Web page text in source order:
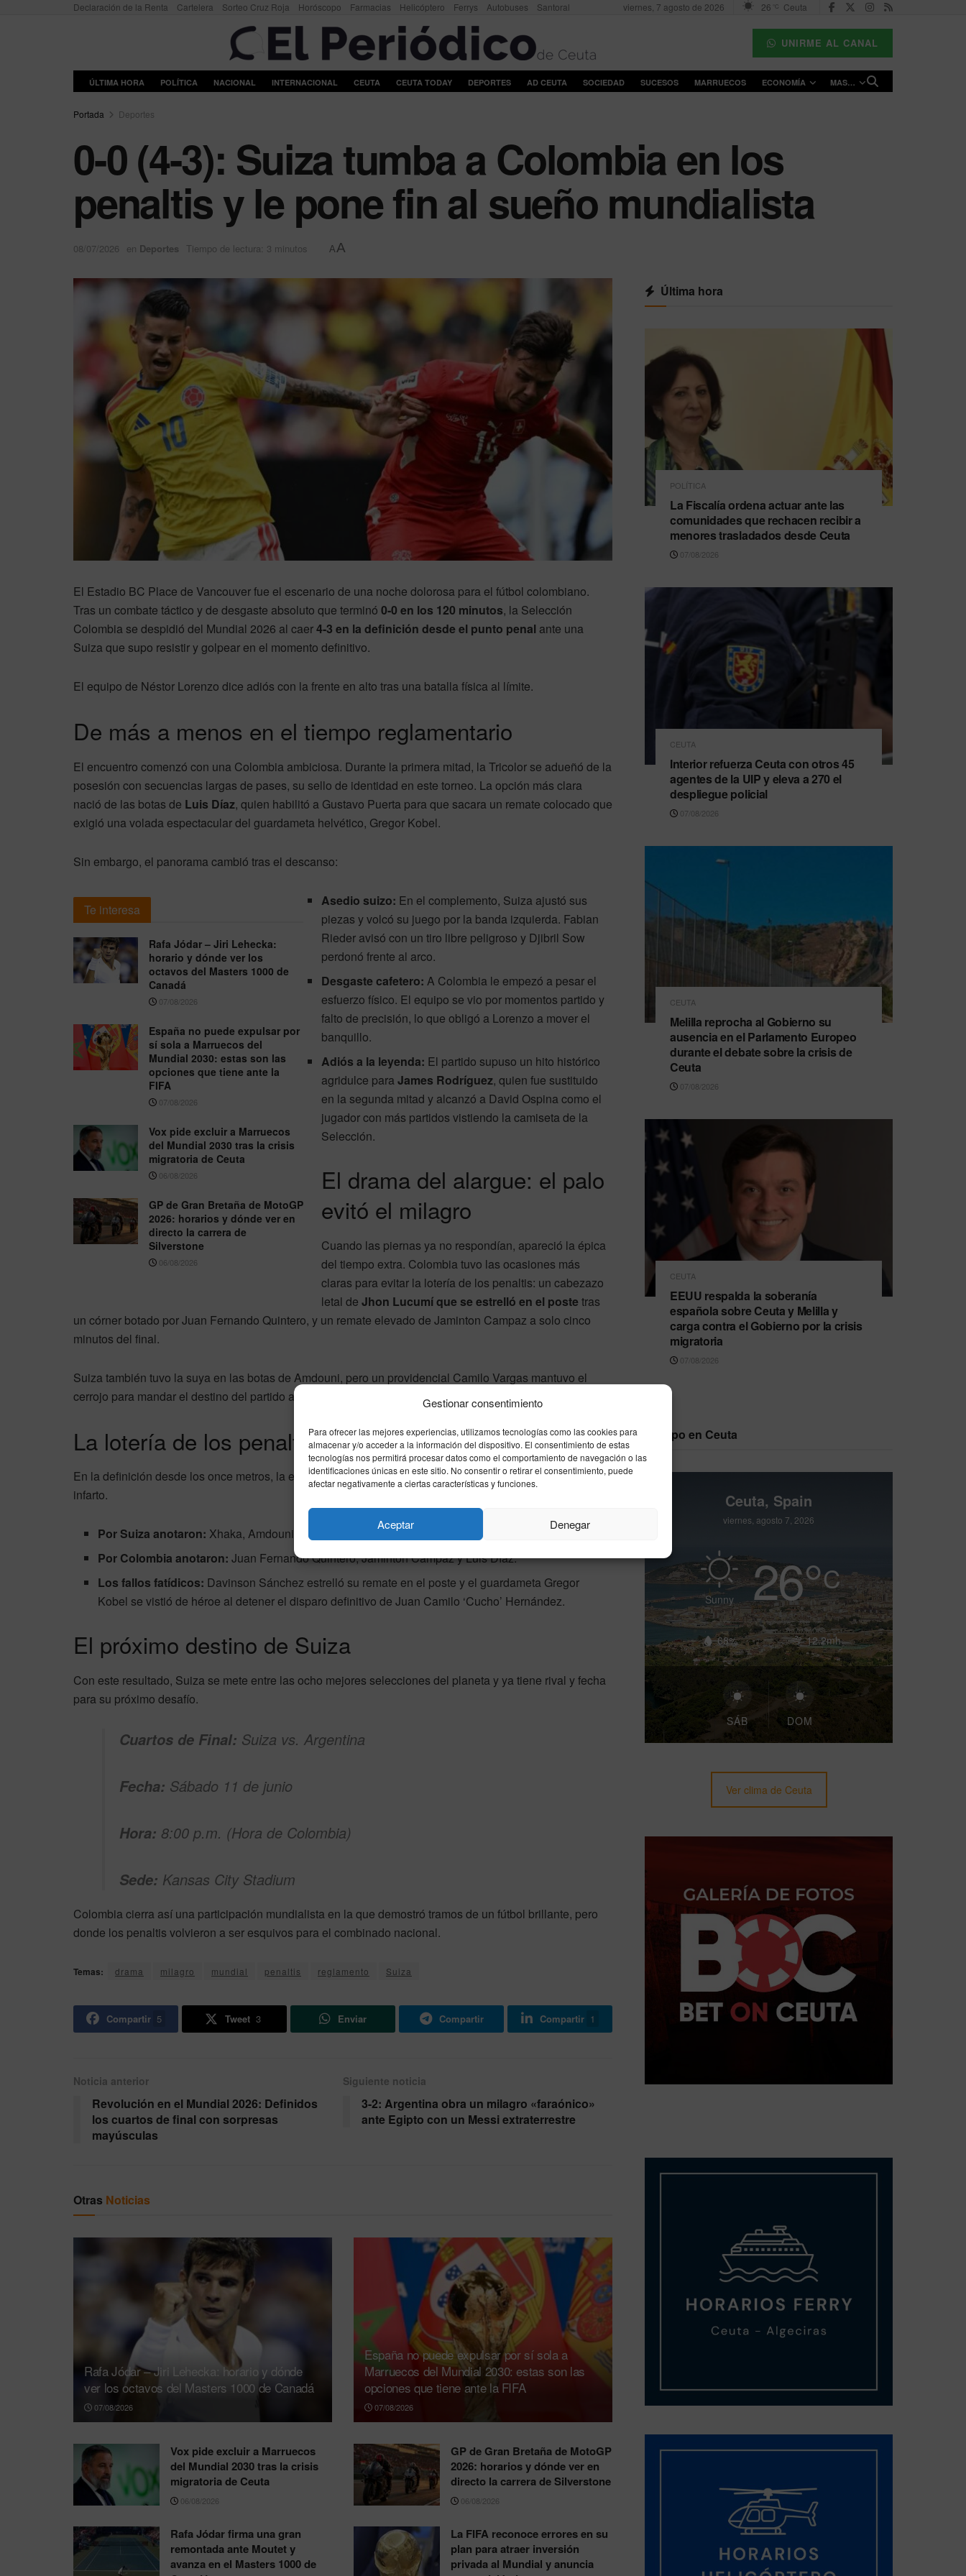
Gestionar consentimiento
Para ofrecer las mejores experiencias, utilizamos tecnologías como las cookies para
almacenar y/o acceder a la información del dispositivo. El consentimiento de estas
tecnologías nos permitirá procesar datos como el comportamiento de navegación o las
identificaciones únicas en este sitio. No consentir o retirar el consentimiento, puede
afectar negativamente a ciertas características y funciones.
Aceptar Denegar
Declaración de la Renta Cartelera Sorteo Cruz Roja Horóscopo Farmacias Helicóptero Ferrys Autobuses Santoral viernes, 7 agosto de 2026 26 °C Ceuta
UNIRME AL CANAL
ÚLTIMA HORA POLÍTICA NACIONAL INTERNACIONAL CEUTA CEUTA TODAY DEPORTES AD CEUTA SOCIEDAD SUCESOS MARRUECOS ECONOMÍA MAS…
Portada Deportes
0-0 (4-3): Suiza tumba a Colombia en los
penaltis y le pone fin al sueño mundialista
08/07/2026 en Deportes Tiempo de lectura: 3 minutos AA
El Estadio BC Place de Vancouver fue el escenario de una noche dolorosa para el fútbol colombiano.
Tras un combate táctico y de desgaste absoluto que terminó 0-0 en los 120 minutos, la Selección
Colombia se despidió del Mundial 2026 al caer4-3 en la definición desde el punto penal ante una
Suiza que supo resistir y golpear en el momento definitivo.
El equipo de Néstor Lorenzo dice adiós con la frente en alto tras una batalla física al límite.
De más a menos en el tiempo reglamentario
El encuentro comenzó con una Colombia ambiciosa. Durante la primera mitad, la Tricolor se adueñó de la
posesión con secuencias largas de pases, su sello de identidad en este torneo. La opción más clara
nació de las botas de Luis Díaz, quien habilitó a Gustavo Puerta para que sacara un remate colocado que
exigió una volada espectacular del guardameta helvético, Gregor Kobel.
Sin embargo, el panorama cambió tras el descanso:
Te interesa
Rafa Jódar – Jiri Lehecka:
horario y dónde ver los
octavos del Masters 1000 de
Canadá
07/08/2026
España no puede expulsar por
sí sola a Marruecos del
Mundial 2030: estas son las
opciones que tiene ante la
FIFA
07/08/2026
Vox pide excluir a Marruecos
del Mundial 2030 tras la crisis
migratoria de Ceuta
06/08/2026
GP de Gran Bretaña de MotoGP
2026: horarios y dónde ver en
directo la carrera de
Silverstone
06/08/2026
Asedio suizo: En el complemento, Suiza ajustó sus
piezas y volcó su juego por la banda izquierda. Fabian
Rieder avisó con un tiro libre peligroso y Djibril Sow
perdonó frente al arco.
Desgaste cafetero: A Colombia le empezó a pesar el
esfuerzo físico. El equipo se vio por momentos partido y
falto de precisión, lo que obligó a Lorenzo a mover el
banquillo.
Adiós a la leyenda: El partido supuso un hito histórico
agridulce paraJames Rodríguez, quien fue sustituido
en la segunda mitad y alcanzó a David Ospina como el
jugador con más partidos vistiendo la camiseta de la
Selección.
El drama del alargue: el palo
evitó el milagro
Cuando las piernas ya no respondían, apareció la épica
del tiempo extra. Colombia tuvo las ocasiones más
claras para evitar la lotería de los penaltis: un cabezazo
letal de Jhon Lucumí que se estrelló en el poste tras
un córner botado por Juan Fernando Quintero, y un remate elevado de Jaminton Campaz a solo cinco
minutos del final.
Suiza también tuvo la suya en las botas de Amdouni, pero un providencial Camilo Vargas mantuvo el
cerrojo para mandar el destino del partido a los doce pasos.
La lotería de los penaltis dictó sentencia
En la definición desde los once metros, la efectividad europea terminó imponiéndose en un cierre de
infarto.
Por Suiza anotaron: Xhaka, Amdouni, Itten y Vargas.
Por Colombia anotaron: Juan Fernando Quintero, Jaminton Campaz y Luis Díaz.
Los fallos fatídicos: Davinson Sánchez estrelló su remate en el poste y el guardameta Gregor
Kobel se vistió de héroe al detener el disparo definitivo de Juan Camilo ‘Cucho’ Hernández.
El próximo destino de Suiza
Con este resultado, Suiza se mete entre las ocho mejores selecciones del planeta y ya tiene rival y fecha
para su próximo desafío.
Cuartos de Final: Suiza vs. Argentina
Fecha: Sábado 11 de junio
Hora: 8:00 p.m. (Hora de Colombia)
Sede: Kansas City Stadium
Colombia cierra así una participación mundialista en la que demostró tramos de un fútbol brillante, pero
donde los penaltis volvieron a ser esquivos para el combinado nacional.
Temas: drama milagro mundial penaltis reglamento Suiza
Compartir 5 Tweet 3 Enviar Compartir Compartir 1
Noticia anterior
Revolución en el Mundial 2026: Definidos
los cuartos de final con sorpresas
mayúsculas
Siguiente noticia
3-2: Argentina obra un milagro «faraónico»
ante Egipto con un Messi extraterrestre
Otras Noticias
Rafa Jódar – Jiri Lehecka: horario y dónde
ver los octavos del Masters 1000 de Canadá
07/08/2026
España no puede expulsar por sí sola a
Marruecos del Mundial 2030: estas son las
opciones que tiene ante la FIFA
07/08/2026
Vox pide excluir a Marruecos
del Mundial 2030 tras la crisis
migratoria de Ceuta
06/08/2026
GP de Gran Bretaña de MotoGP
2026: horarios y dónde ver en
directo la carrera de Silverstone
06/08/2026
Rafa Jódar firma una gran
remontada ante Moutet y
avanza en el Masters 1000 de
La FIFA reconoce errores en su
plan para atraer inversión
privada al Mundial y anuncia
Última hora
POLÍTICA
La Fiscalía ordena actuar ante las
comunidades que rechacen recibir a
menores trasladados desde Ceuta
07/08/2026
CEUTA
Interior refuerza Ceuta con otros 45
agentes de la UIP y eleva a 270 el
despliegue policial
07/08/2026
CEUTA
Melilla reprocha al Gobierno su
ausencia en el Parlamento Europeo
durante el debate sobre la crisis de
Ceuta
07/08/2026
CEUTA
EEUU respalda la soberanía
española sobre Ceuta y Melilla y
carga contra el Gobierno por la crisis
migratoria
07/08/2026
Tiempo en Ceuta
Ceuta, Spain
viernes, agosto 7, 2026
Sunny 26°C
68% 12.2mh
SÁB DOM
Ver clima de Ceuta